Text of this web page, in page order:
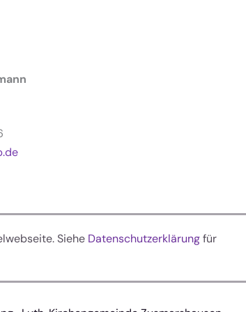
Siehe Datenschutzerklärungfür